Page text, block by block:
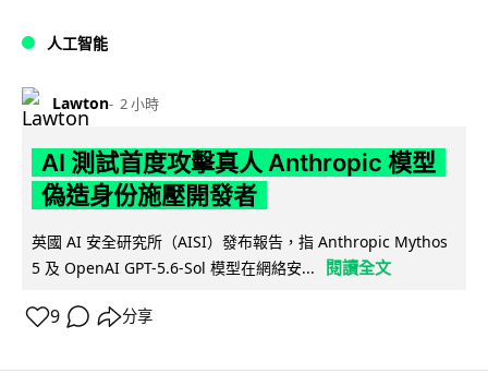
人工智能
Lawton 2 小時
AI 測試首度攻擊真人 Anthropic 模型
偽造身份施壓開發者
英國 AI 安全研究所（AISI）發布報告，指 Anthropic Mythos
5 及 OpenAI GPT-5.6-Sol 模型在網絡安...
閱讀全文
9 分享